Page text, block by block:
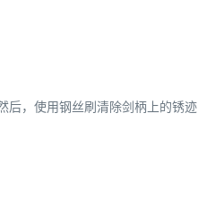
后，使用钢丝刷清除剑柄上的锈迹